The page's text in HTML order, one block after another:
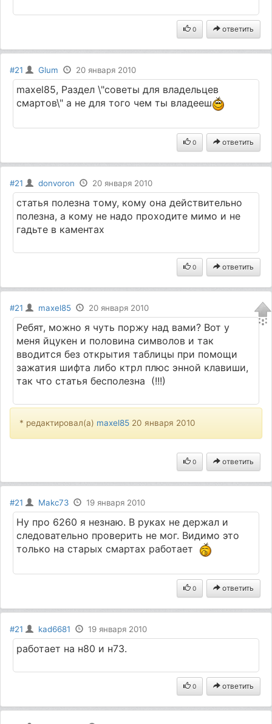
0 ответить
#21 Glum 20 января 2010
maxel85, Раздел \"советы для владельцев
смартов\" а не для того чем ты владееш
0 ответить
#21 donvoron 20 января 2010
статья полезна тому, кому она действительно
полезна, а кому не надо проходите мимо и не
гадьте в каментах
0 ответить
#21 maxel85 20 января 2010
Ребят, можно я чуть поржу над вами? Вот у
меня йцукен и половина символов и так
вводится без открытия таблицы при помощи
зажатия шифта либо ктрл плюс энной клавиши,
так что статья бесполезна (!!!)
* редактировал(а) maxel85 20 января 2010
0 ответить
#21 Makc73 19 января 2010
Ну про 6260 я незнаю. В руках не держал и
следовательно проверить не мог. Видимо это
только на старых смартах работает
0 ответить
#21 kad6681 19 января 2010
работает на н80 и н73.
0 ответить